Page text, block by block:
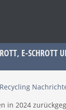
E-SCHROTT
Recycling
in 2024